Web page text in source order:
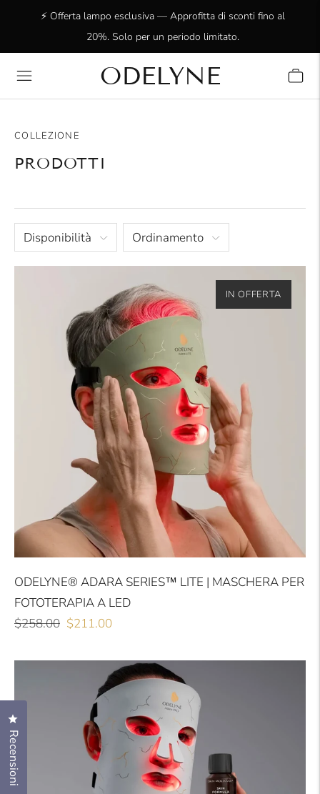
✨ Oltre 15.000 clienti entusiasti! Grazie per essere con
⚡ Offerta lampo esclusiva — Approfitta di sconti fino al
20%. Solo per un periodo limitato.
ODELYNE
COLLEZIONE
PRODOTTI
Disponibilità Ordinamento
IN OFFERTA
ODELYNE® ADARA SERIES™ LITE | MASCHERA PER
FOTOTERAPIA A LED
Prezzo
$258.00 Prezzo
$211.00
Recensioni
Clicca per aprire la finestra delle recensioni